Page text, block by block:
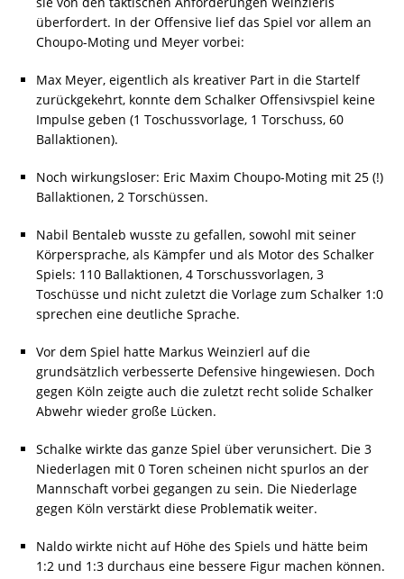
überfordert. In der Offensive lief das Spiel vor allem an
Choupo-Moting und Meyer vorbei:
Max Meyer, eigentlich als kreativer Part in die Startelf
zurückgekehrt, konnte dem Schalker Offensivspiel keine
Impulse geben (1 Toschussvorlage, 1 Torschuss, 60
Ballaktionen).
Noch wirkungsloser: Eric Maxim Choupo-Moting mit 25 (!)
Ballaktionen, 2 Torschüssen.
Nabil Bentaleb wusste zu gefallen, sowohl mit seiner
Körpersprache, als Kämpfer und als Motor des Schalker
Spiels: 110 Ballaktionen, 4 Torschussvorlagen, 3
Toschüsse und nicht zuletzt die Vorlage zum Schalker 1:0
sprechen eine deutliche Sprache.
Vor dem Spiel hatte Markus Weinzierl auf die
grundsätzlich verbesserte Defensive hingewiesen. Doch
gegen Köln zeigte auch die zuletzt recht solide Schalker
Abwehr wieder große Lücken.
Schalke wirkte das ganze Spiel über verunsichert. Die 3
Niederlagen mit 0 Toren scheinen nicht spurlos an der
Mannschaft vorbei gegangen zu sein. Die Niederlage
gegen Köln verstärkt diese Problematik weiter.
Naldo wirkte nicht auf Höhe des Spiels und hätte beim
1:2 und 1:3 durchaus eine bessere Figur machen können.